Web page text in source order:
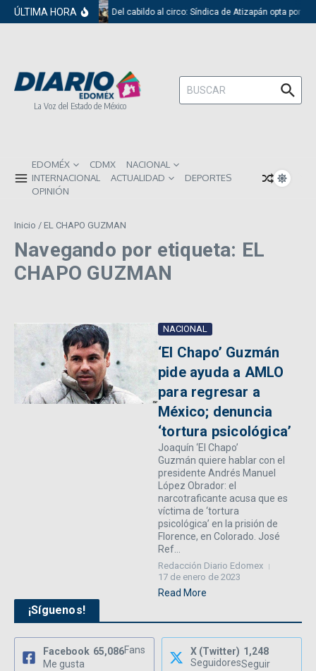
Saltar al contenido
ÚLTIMA HORA Del cabildo al circo: Síndica de Atizapán opta por
La Voz del Estado de México
Buscar:
EDOMÉX CDMX
NACIONAL
INTERNACIONAL
ACTUALIDAD
DEPORTES
OPINIÓN
Inicio / EL CHAPO GUZMAN
Navegando por etiqueta: EL
CHAPO GUZMAN
NACIONAL
‘El Chapo’ Guzmán
pide ayuda a AMLO
para regresar a
México; denuncia
‘tortura psicológica’
Joaquín ‘El Chapo’
Guzmán quiere hablar con el
presidente Andrés Manuel
López Obrador: el
narcotraficante acusa que es
víctima de ‘tortura
psicológica’ en la prisión de
Florence, en Colorado. José
Ref...
Redacción Diario Edomex
17 de enero de 2023
Read More
¡Síguenos!
Facebook 65,086Fans
Me gusta
X (Twitter) 1,248
SeguidoresSeguir